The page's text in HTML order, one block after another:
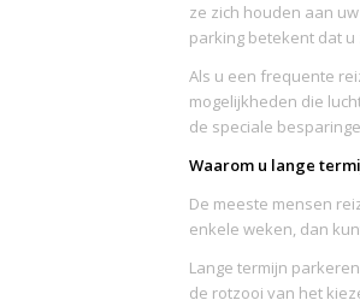
ze zich houden aan
parking betekent dat
Als u een frequente
mogelijkheden die
de speciale
Waarom u lange
De meeste mensen
enkele weken, dan
Lange termijn
de rotzooi van het